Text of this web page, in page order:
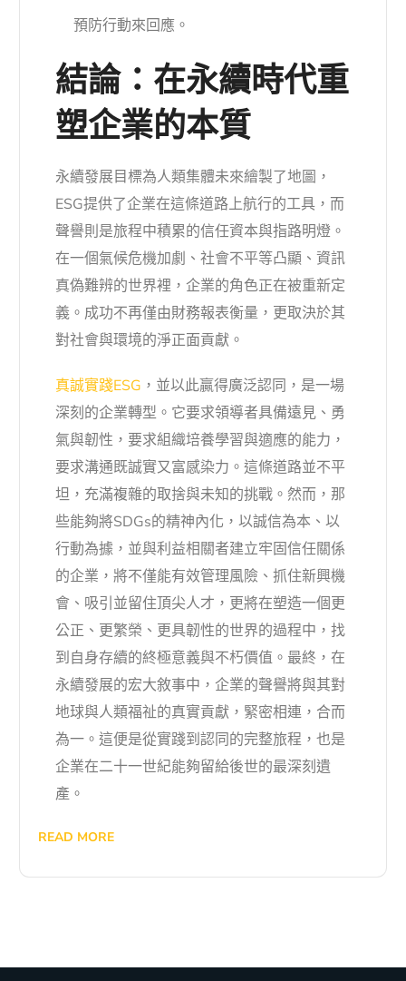
預防行動來回應。
結論：在永續時代重
塑企業的本質
永續發展目標為人類集體未來繪製了地圖，
ESG提供了企業在這條道路上航行的工具，而
聲譽則是旅程中積累的信任資本與指路明燈。
在一個氣候危機加劇、社會不平等凸顯、資訊
真偽難辨的世界裡，企業的角色正在被重新定
義。成功不再僅由財務報表衡量，更取決於其
對社會與環境的淨正面貢獻。
真誠實踐ESG ，並以此贏得廣泛認同，是一場
深刻的企業轉型。它要求領導者具備遠見、勇
氣與韌性，要求組織培養學習與適應的能力，
要求溝通既誠實又富感染力。這條道路並不平
坦，充滿複雜的取捨與未知的挑戰。然而，那
些能夠將SDGs的精神內化，以誠信為本、以
行動為據，並與利益相關者建立牢固信任關係
的企業，將不僅能有效管理風險、抓住新興機
會、吸引並留住頂尖人才，更將在塑造一個更
公正、更繁榮、更具韌性的世界的過程中，找
到自身存續的終極意義與不朽價值。最終，在
永續發展的宏大敘事中，企業的聲譽將與其對
地球與人類福祉的真實貢獻，緊密相連，合而
為一。這便是從實踐到認同的完整旅程，也是
企業在二十一世紀能夠留給後世的最深刻遺
產。
READ MORE